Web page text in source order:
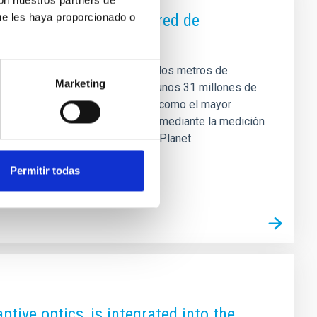
les haya proporcionado o
Marketing
Permitir todas
ampliando la mayor red de
telescopio, el segundo de dos metros de
del Sombrero y situada a unos 31 millones de
telescopios se consolida como el mayor
su validación astrométrica mediante la medición
sido confirmada por el Minor Planet